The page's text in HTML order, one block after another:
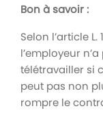
Bon à savoir :
Selon l’article
l’employeur
télétravailler si
peut pas non
rompre le